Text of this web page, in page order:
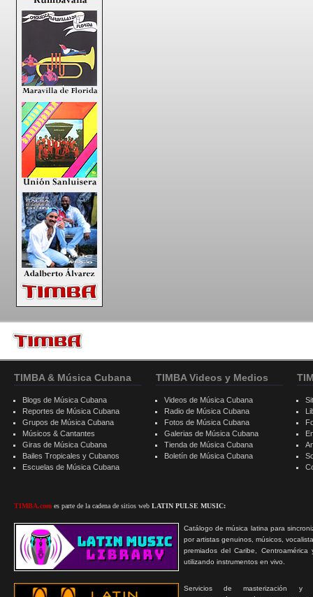
TIMBA & Música Cubana
Blogs de Música Cubana
Reportes de Música Cubana
Grupos de Música Cubana
Músicos & Cantantes
Giras de Música Cubana
Bailes Tropicales y Cubanos
Escuelas de Música Cubana
TIMBA.com es parte de la cadena de sitios web LATIN PULSE MUSIC:
Catálogo de música latina para
por artistas genuinos, músicos,
premiados del Caribe, Centroamérica
utilizando instrumentos en vivo.
Servicios de masterización y
TIMBA Videos y Medios
Videos de Música Cubana
Radio de Música Cubana
Fotos de Música Cubana
Galerias de Música Cubana
Tienda de Música Cubana
Boletín de Música Cubana